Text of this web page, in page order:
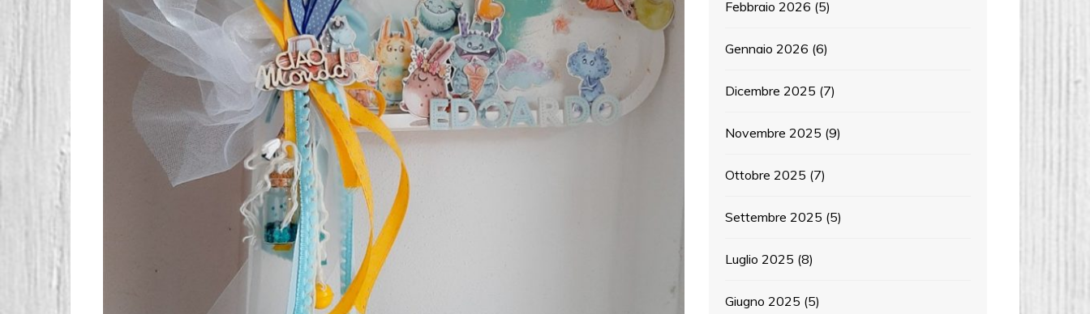
Febbraio 2026 (5)
Gennaio 2026 (6)
Dicembre 2025 (7)
Novembre 2025 (9)
Ottobre 2025 (7)
Settembre 2025 (5)
Luglio 2025 (8)
Giugno 2025 (5)